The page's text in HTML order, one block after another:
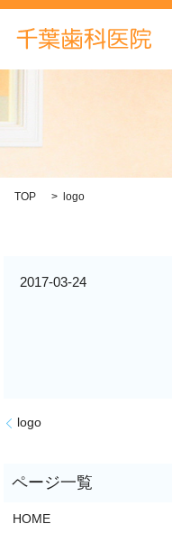
TOP logo
2017-03-24
logo
HOME